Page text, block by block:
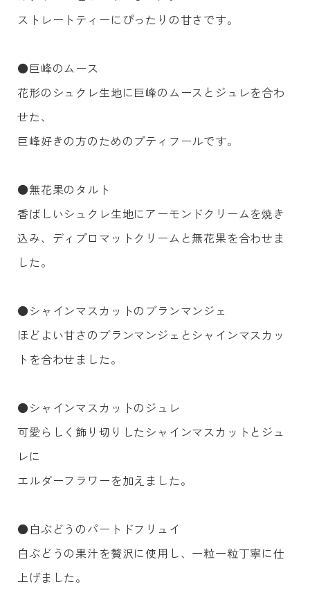
ストレートティーにぴったりの甘さです。
●巨峰のムース
花形のシュクレ生地に巨峰のムースとジュレを合わ
せた、
巨峰好きの方のためのプティフールです。
●無花果のタルト
香ばしいシュクレ生地にアーモンドクリームを焼き
込み、ディプロマットクリームと無花果を合わせま
した。
●シャインマスカットのブランマンジェ
ほどよい甘さのブランマンジェとシャインマスカッ
トを合わせました。
●シャインマスカットのジュレ
可愛らしく飾り切りしたシャインマスカットとジュ
レに
エルダーフラワーを加えました。
●白ぶどうのパートドフリュイ
白ぶどうの果汁を贅沢に使用し、一粒一粒丁寧に仕
上げました。